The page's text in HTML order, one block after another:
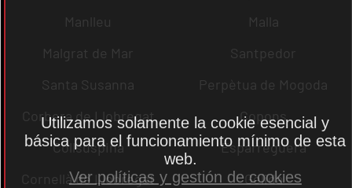
Manlleu
Malla
Malgrat de Mar
Santpedor
Santa Susanna
Perpètua de Mogoda
Corbera de Llobregat
Copons
Collsuspina
Esparreguera
Cornellà de Llobregat
Gelida
Utilizamos solamente la cookie esencial y
básica para el funcionamiento mínimo de esta
web.
Ver políticas y gestión de cookies